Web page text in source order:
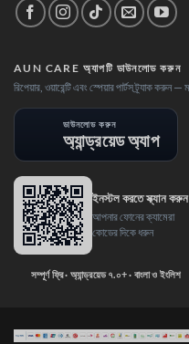
AUN CARE অ্যাপটি ডাউনলোড করুন
রিপেয়ার, ওয়ারেন্টি এবং স্পেয়ার পার্টস ট্র্যাক করুন
ডাউনলোড করুন
অ্যান্ড্রয়েড অ্যাপ
ইনস্টল করতে স্ক্যান করুন
আপনার ফোনের ক্যামেরা
কোডের দিকে ধরুন
সম্পূর্ণ ফ্রি · অ্যান্ড্রয়েড ৭.০+ · বাংলা ও ইংলিশ